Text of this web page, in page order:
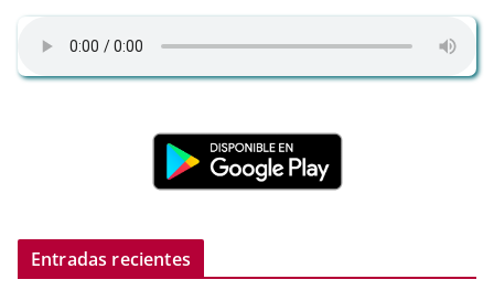
Entradas recientes